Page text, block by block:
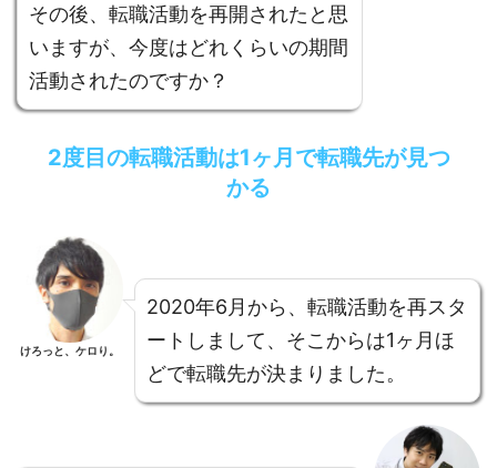
その後、転職活動を再開されたと思
いますが、今度はどれくらいの期間
活動されたのですか？
2度目の転職活動は1ヶ月で転職先が見つ
かる
けろっと、ケロり。
2020年6月から、転職活動を再スタ
ートしまして、そこからは1ヶ月ほ
どで転職先が決まりました。